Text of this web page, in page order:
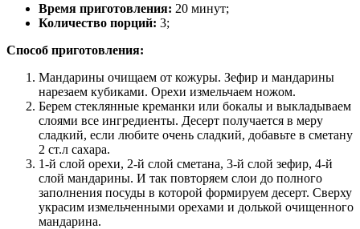
Время приготовления: 20 минут;
Количество порций: 3;
Способ приготовления:
Мандарины очищаем от кожуры. Зефир и мандарины
нарезаем кубиками. Орехи измельчаем ножом.
Берем стеклянные креманки или бокалы и выкладываем
слоями все ингредиенты. Десерт получается в меру
сладкий, если любите очень сладкий, добавьте в сметану
2 ст.л сахара.
1-й слой орехи, 2-й слой сметана, 3-й слой зефир, 4-й
слой мандарины. И так повторяем слои до полного
заполнения посуды в которой формируем десерт. Сверху
украсим измельченными орехами и долькой очищенного
мандарина.